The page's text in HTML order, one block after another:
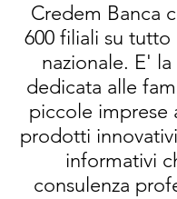
Credem Banca
600 filiali su
nazionale. E'
dedicata alle
piccole imprese
prodotti
informativi
consulenza